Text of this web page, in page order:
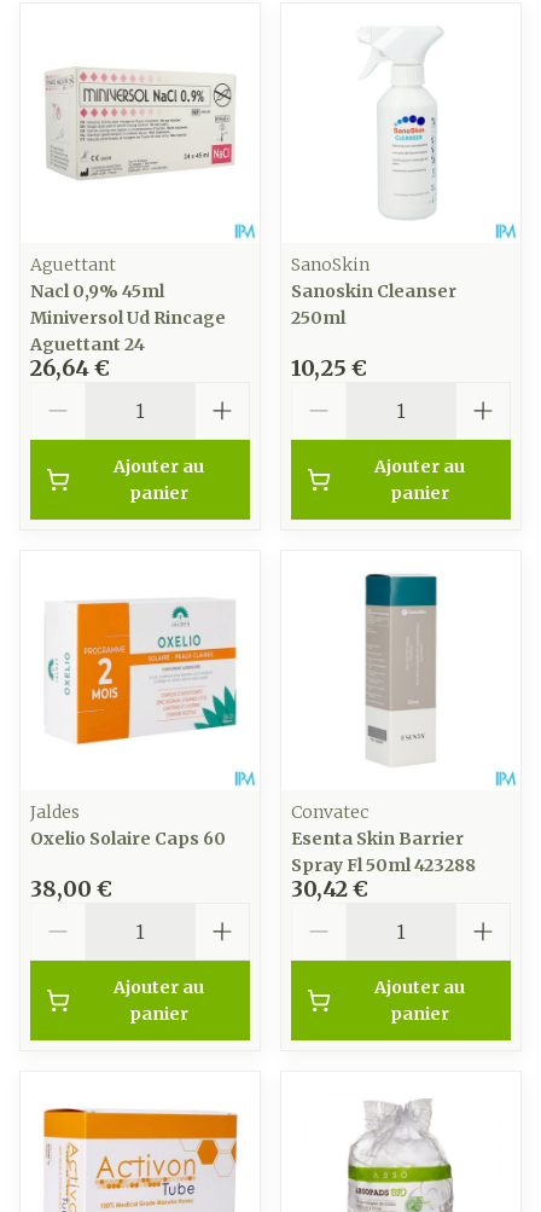
Aguettant
Nacl 0,9% 45ml
Miniversol Ud Rincage
Aguettant 24
26,64 €
Ajouter au
panier
SanoSkin
Sanoskin Cleanser
250ml
10,25 €
Ajouter au
panier
Jaldes
Oxelio Solaire Caps 60
38,00 €
Ajouter au
panier
Convatec
Esenta Skin Barrier
Spray Fl 50ml 423288
30,42 €
Ajouter au
panier